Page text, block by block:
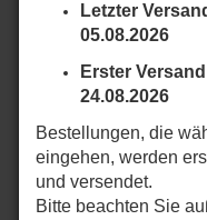
Letzter
05.08.2026
Erster
24.08.2026
Bestellungen, die
eingehen, werden
und versendet.
Bitte beachten Sie